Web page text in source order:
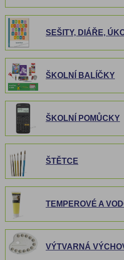
SEŠITY, DIÁŘE,
ŠKOLNÍ BALÍČKY
ŠKOLNÍ POMŮCKY
ŠTĚTCE
TEMPEROVÉ A
VÝTVARNÁ